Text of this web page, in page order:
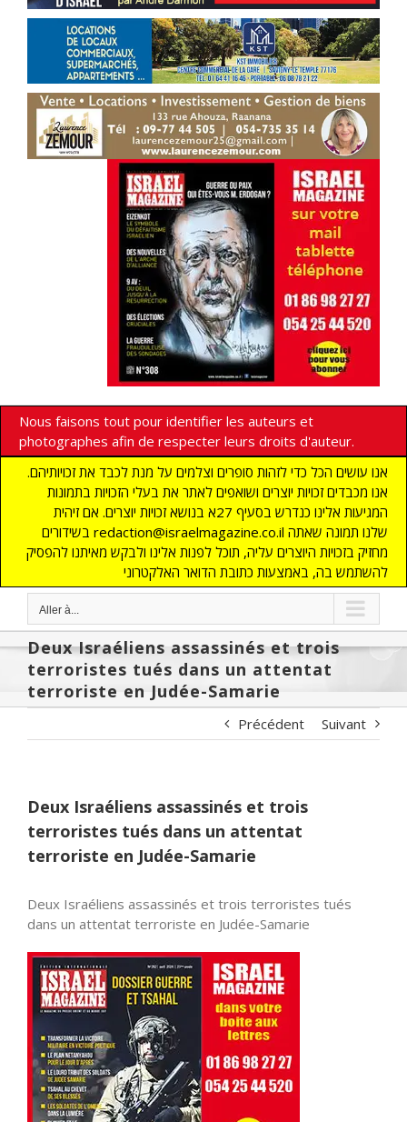
Nous faisons tout pour identifier les auteurs et
photographes afin de respecter leurs droits d'auteur.
אנו עושים הכל כדי לזהות סופרים וצלמים על מנת לכבד את זכויותיהם.
אנו מכבדים זכויות יוצרים ושואפים לאתר את בעלי הזכויות בתמונות
המגיעות אלינו כנדרש בסעיף 27א בנושא זכויות יוצרים. אם זיהית
בשידורים redaction@israelmagazine.co.il שלנו תמונה שאתה
מחזיק בזכויות היוצרים עליה, תוכל לפנות אלינו ולבקש מאיתנו להפסיק
להשתמש בה, באמצעות כתובת הדואר האלקטרוני
Aller à...
Deux Israéliens assassinés et trois
terroristes tués dans un attentat
terroriste en Judée-Samarie
Précédent Suivant
Deux Israéliens assassinés et trois
terroristes tués dans un attentat
terroriste en Judée-Samarie
Deux Israéliens assassinés et trois terroristes tués
dans un attentat terroriste en Judée-Samarie